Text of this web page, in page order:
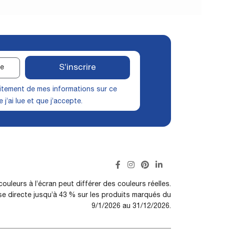
de mes informations sur ce
j’ai lue et que j’accepte.
S’inscrire
à l’écran peut différer des couleurs réelles.
directe jusqu’à 43 % sur les produits marqués du
9/1/2026 au 31/12/2026.